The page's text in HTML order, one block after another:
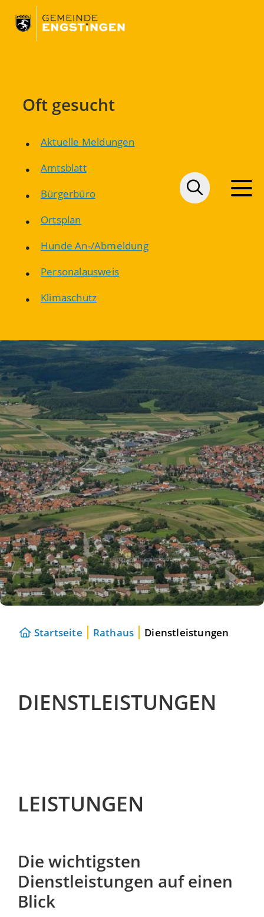
Oft gesucht
Aktuelle Meldungen
Amtsblatt
Bürgerbüro
Ortsplan
Hunde An-/Abmeldung
Personalausweis
Klimaschutz
Startseite Rathaus Dienstleistungen
DIENSTLEISTUNGEN
LEISTUNGEN
Die wichtigsten
Dienstleistungen auf einen
Blick